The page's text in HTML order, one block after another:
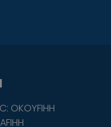
OKOYFIHH